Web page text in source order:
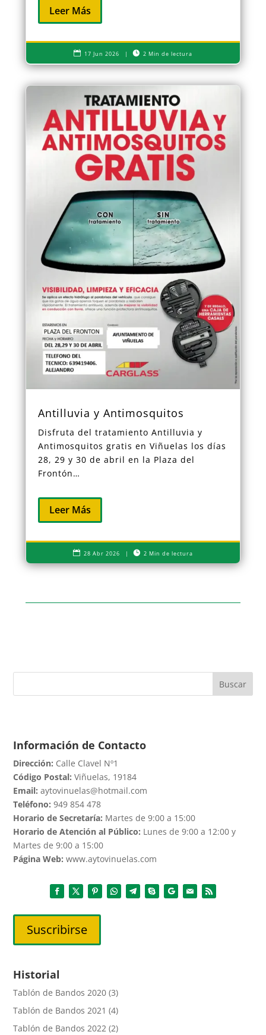
Leer Más
 17 Jun 2026 |  2 Min de lectura
Antilluvia y Antimosquitos
Disfruta del tratamiento Antilluvia y
Antimosquitos gratis en Viñuelas los días
28, 29 y 30 de abril en la Plaza del
Frontón…
Leer Más
 28 Abr 2026 |  2 Min de lectura
Buscar
Información de Contacto
Dirección: Calle Clavel Nº1
Código Postal: Viñuelas, 19184
Email: aytovinuelas@hotmail.com
Teléfono: 949 854 478
Horario de Secretaría: Martes de 9:00 a 15:00
Horario de Atención al Público: Lunes de 9:00 a 12:00 y
Martes de 9:00 a 15:00
Página Web: www.aytovinuelas.com
Suscribirse
Historial
Tablón de Bandos 2020 (3)
Tablón de Bandos 2021 (4)
Tablón de Bandos 2022 (2)